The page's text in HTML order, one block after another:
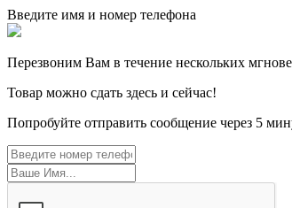
Введите имя и номер телефона
Перезвоним Вам в течение нескольких
Товар можно сдать здесь и сейчас!
Попробуйте отправить сообщение через 5